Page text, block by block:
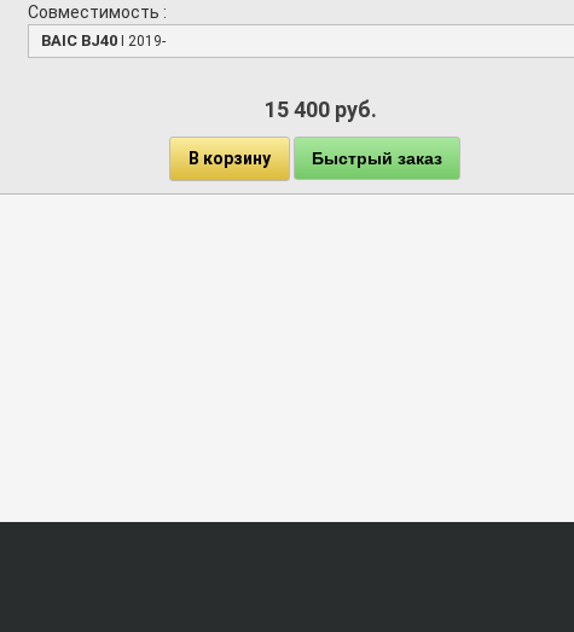
Совместимость :
BAIC BJ40 I 2019-
15 400 руб.
В корзину Быстрый заказ